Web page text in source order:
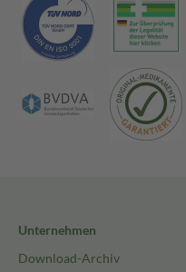
Unternehmen
Download-Archiv